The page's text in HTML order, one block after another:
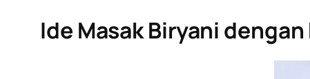
Ide Masak Biryani